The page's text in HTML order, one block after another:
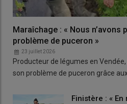
de la
drosophila suzukii
sur la mécanisation mais aussi le
hectare. Planasa espère encore
travaillant sur lafertilisation.
Maraîchage : « Nous n’avons
problème de puceron »
23 juillet 2026
Producteur de légumes en
son problème de puceron grâce
Finistère : «